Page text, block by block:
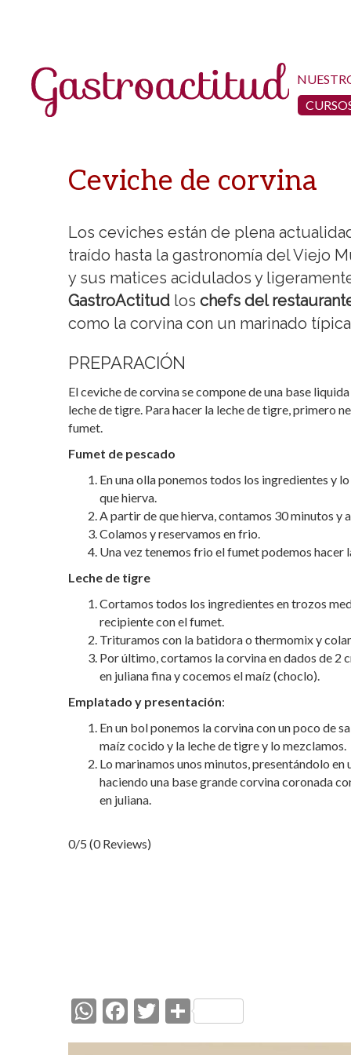
Ceviche de corvina
Los ceviches están de plena
traído hasta la gastronomía del Viejo
y sus matices acidulados y
GastroActitud los chefs del
como la corvina con un marinado
PREPARACIÓN
El ceviche de corvina se compone de una base
leche de tigre. Para hacer la leche de tigre, primero
fumet.
Fumet de pescado
En una olla ponemos todos los ingredientes y
que hierva.
A partir de que hierva, contamos 30 minutos y
Colamos y reservamos en frio.
Una vez tenemos frio el fumet podemos hacer
Leche de tigre
Cortamos todos los ingredientes en trozos
recipiente con el fumet.
Trituramos con la batidora o thermomix y
Por último, cortamos la corvina en dados de 2
en juliana fina y cocemos el maíz (choclo).
Emplatado y presentación:
En un bol ponemos la corvina con un poco de
maíz cocido y la leche de tigre y lo mezclamos.
Lo marinamos unos minutos, presentándolo en
haciendo una base grande corvina coronada
en juliana.
0/5 (0 Reviews)
W
h
F
ac
T
w
C
o